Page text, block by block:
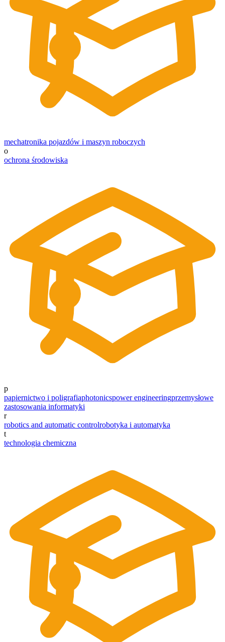
mechatronika pojazdów i maszyn roboczych
o
ochrona środowiska
p
papiernictwo i poligrafiaphotonicspower engineeringprzemysłowe
zastosowania informatyki
r
robotics and automatic controlrobotyka i automatyka
t
technologia chemiczna